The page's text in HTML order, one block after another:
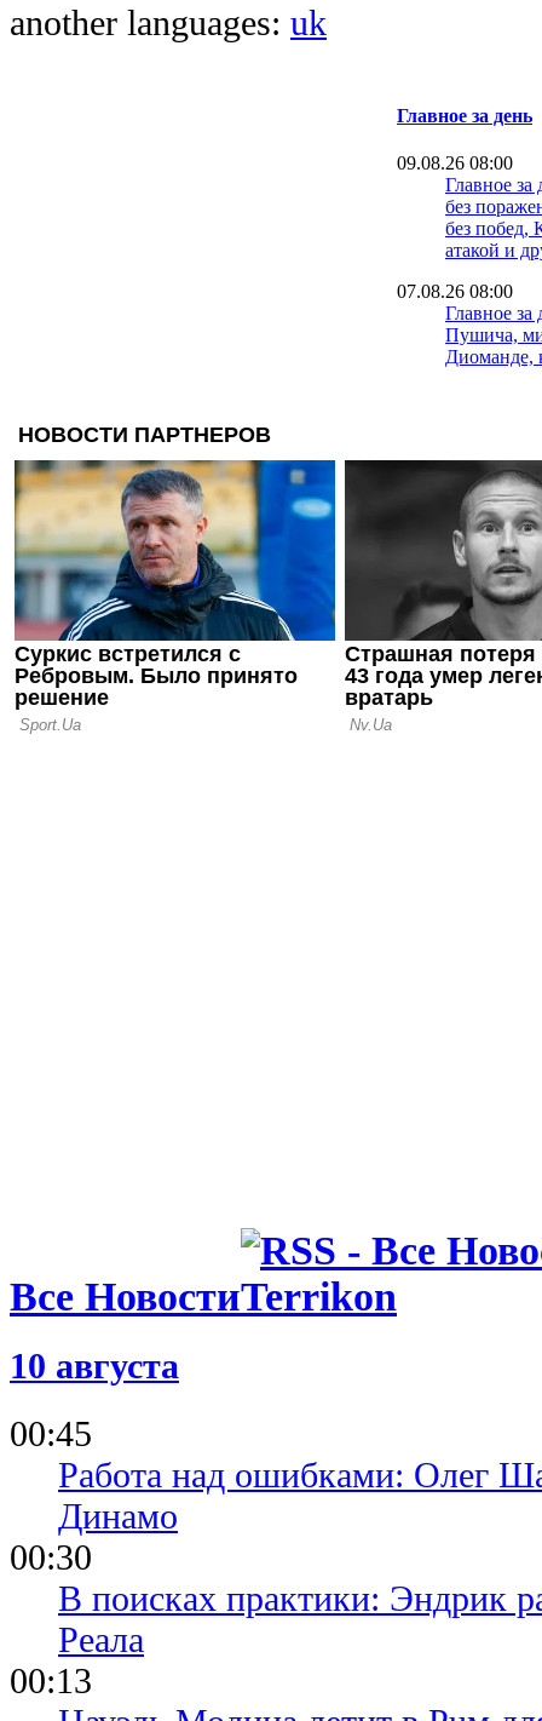
another languages: uk
Главное за день
09.08.26 08:00
Главное за
без
без побед,
атакой и
07.08.26 08:00
Главное за
Пушича,
Диоманде,
просит,
другие
05.08.26 08:00
Главное
Лужного,
Артеты,
новости
04.08.26 08:00
Все Новости
10 августа
00:45
Работа над ошибками: Олег
Динамо
00:30
В поисках практики: Эндрик
Реала
00:13